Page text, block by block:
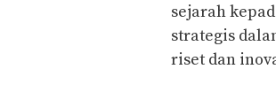
sejarah
strategis
riset dan